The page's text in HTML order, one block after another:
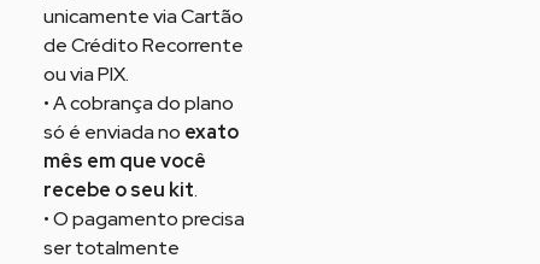
unicamente via Cartão
de Crédito Recorrente
ou via PIX.
• A cobrança do plano
só é enviada no exato
mês em que você
recebe o seu kit.
• O pagamento precisa
ser totalmente